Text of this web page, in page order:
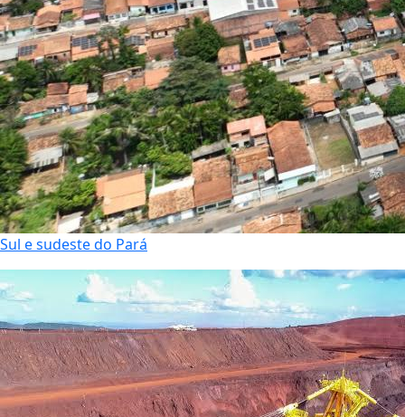
Sul e sudeste do Pará